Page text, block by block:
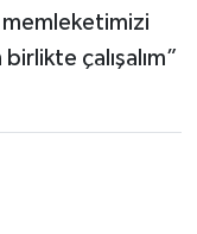
çalışalım”